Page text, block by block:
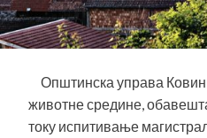
Општинска управа
животне средине,
току испитивање